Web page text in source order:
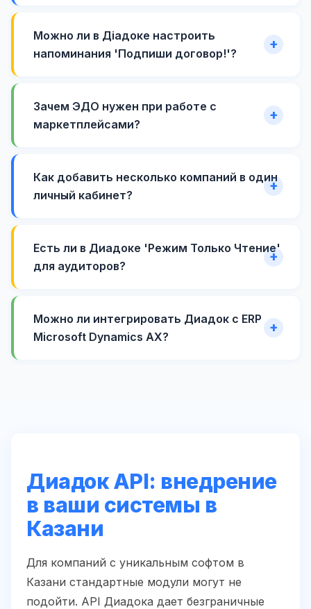
Можно ли в Діадоке настроить
напоминания 'Подпиши договор!'?
Зачем ЭДО нужен при работе с
маркетплейсами?
Как добавить несколько компаний в один
личный кабинет?
Есть ли в Диадоке 'Режим Только Чтение'
для аудиторов?
Можно ли интегрировать Диадок с ERP
Microsoft Dynamics AX?
Диадок API: внедрение
в ваши системы в
Казани
Для компаний с уникальным софтом в
Казани стандартные модули могут не
подойти. API Диадока дает безграничные